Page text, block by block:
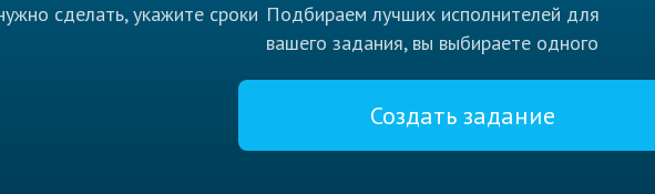
сделать, укажите сроки Подбираем лучших исполнителей для
вашего задания, вы выбираете одного
Создать задание